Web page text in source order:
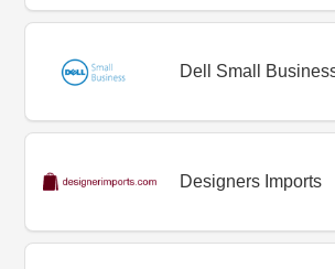
Dell Small
Designers Imports